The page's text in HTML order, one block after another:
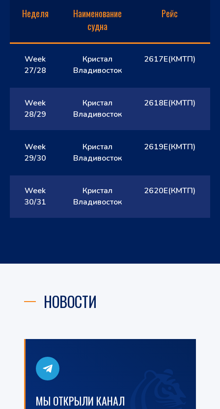
Неделя
Наименование
судна
Рейс
Week
27/28
Кристал
Владивосток
2617E(КМТП)
Week
28/29
Кристал
Владивосток
2618E(КМТП)
Week
29/30
Кристал
Владивосток
2619E(КМТП)
Week
30/31
Кристал
Владивосток
2620E(КМТП)
НОВОСТИ
МЫ ОТКРЫЛИ КАНАЛ